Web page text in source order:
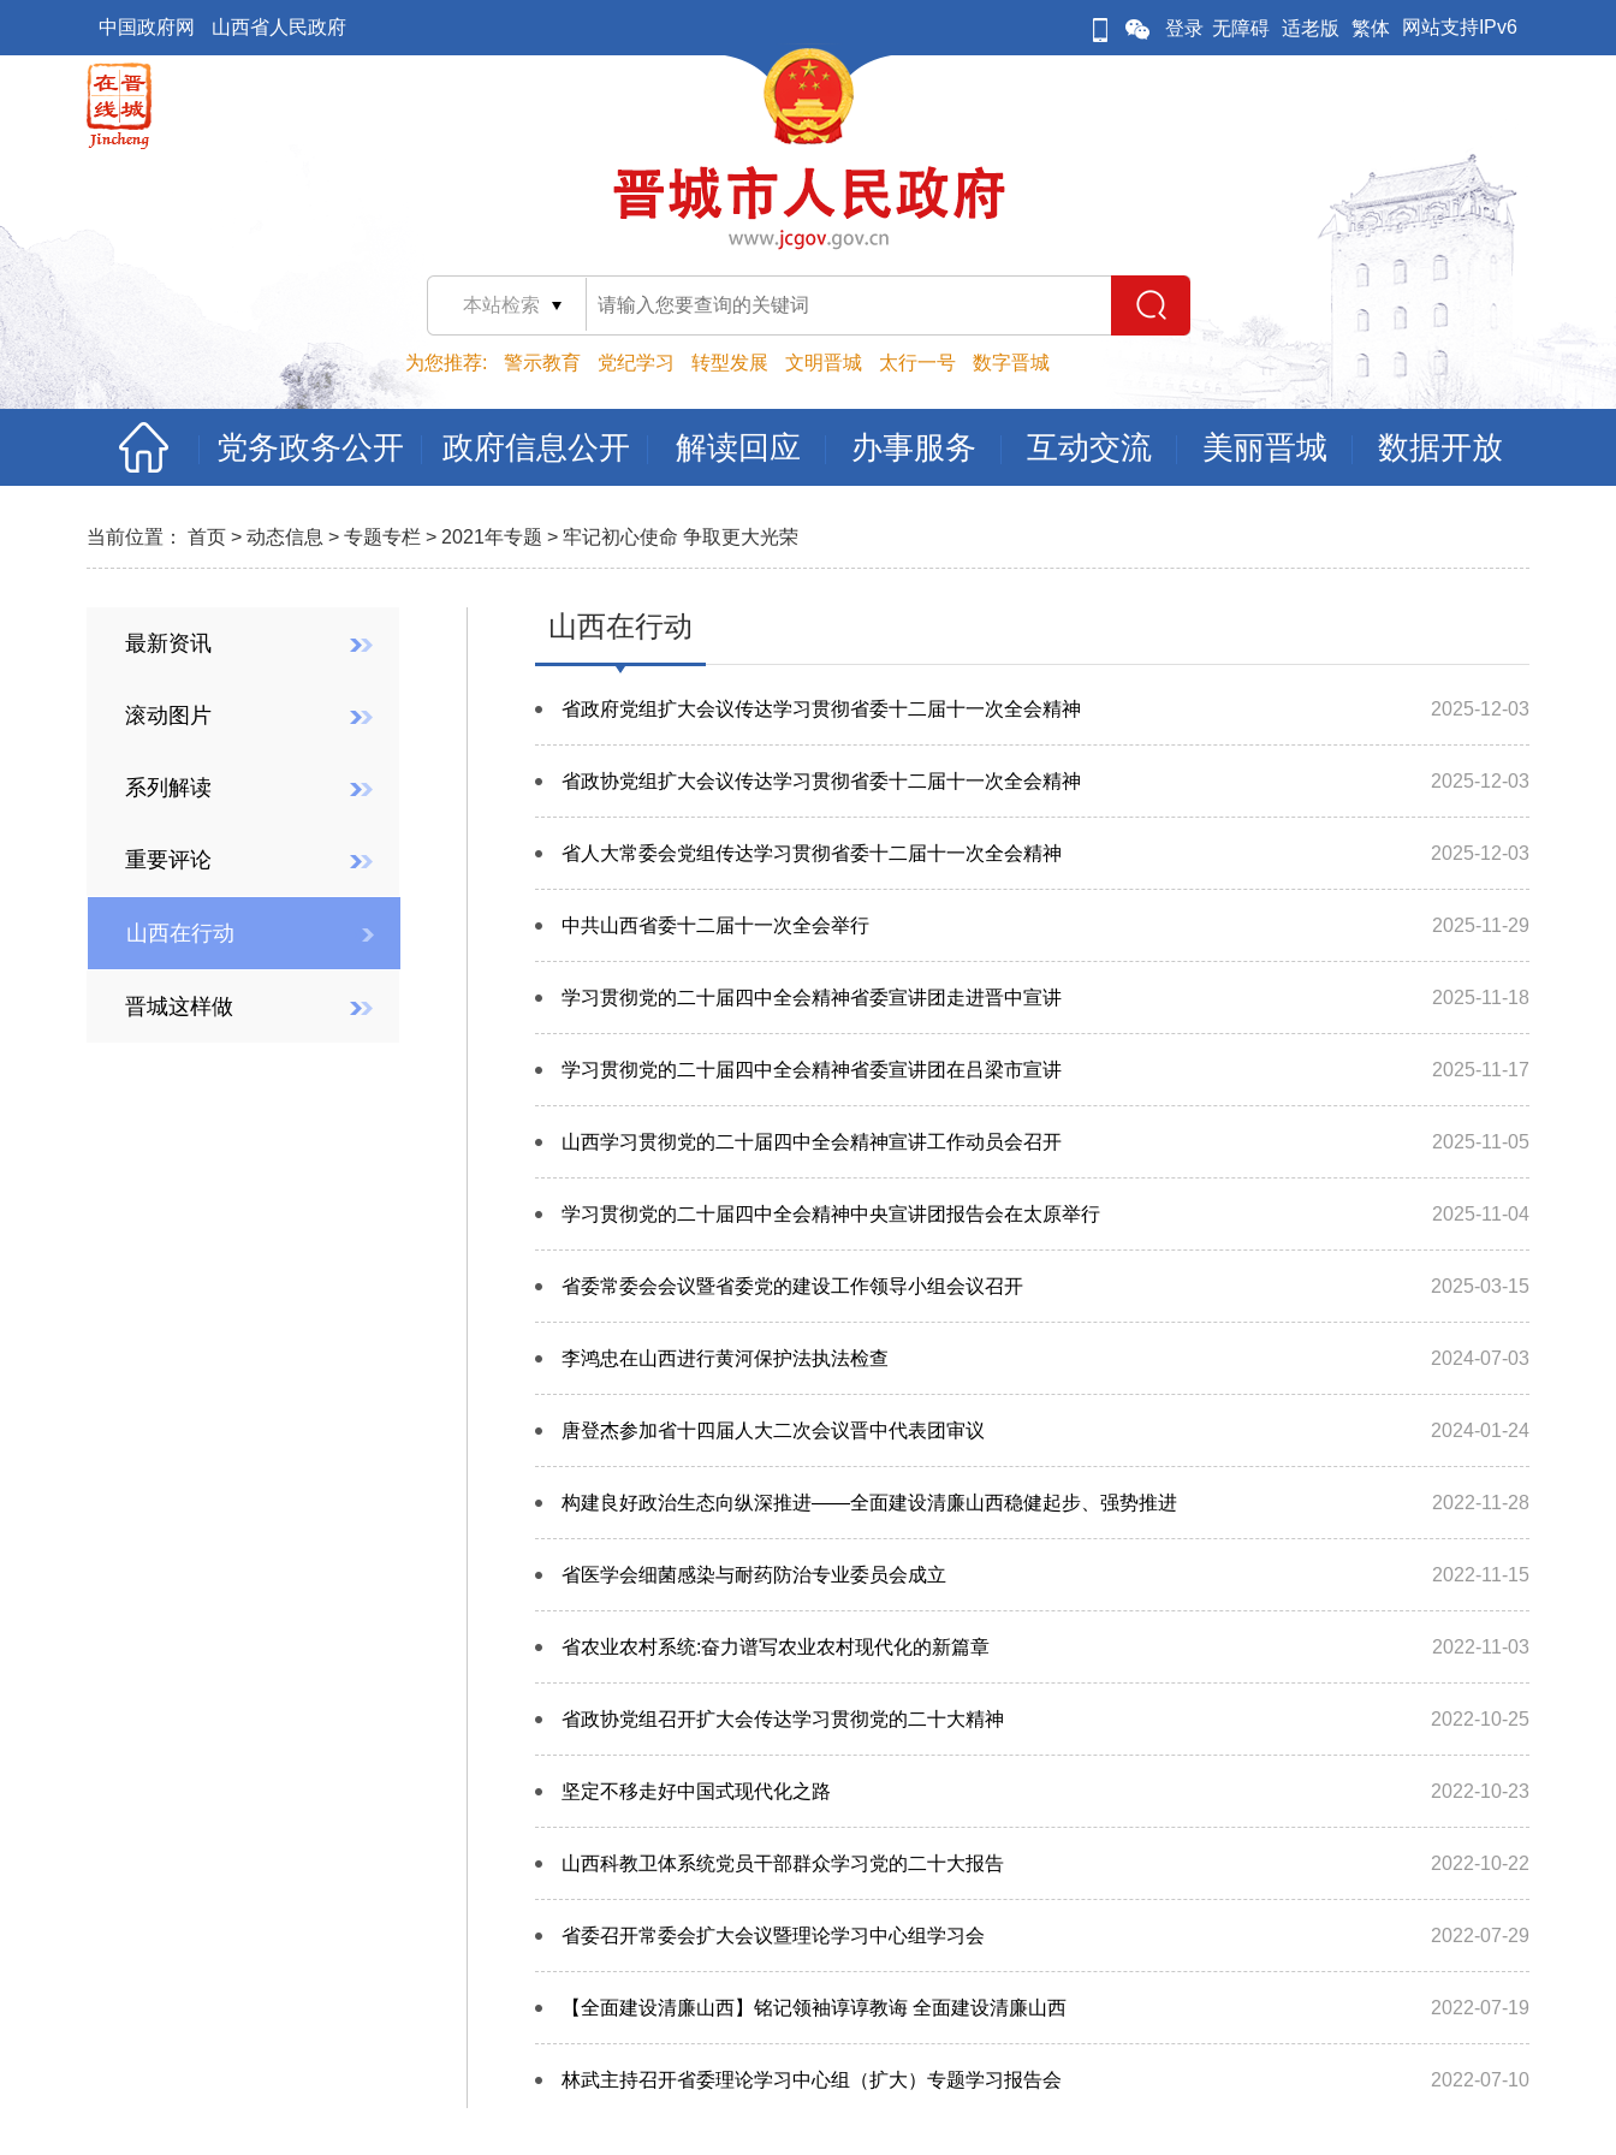
中国政府网 山西省人民政府 登录 无障碍 适老版 繁体 网站支持IPv6
本站检索
为您推荐: 警示教育 党纪学习 转型发展 文明晋城 太行一号 数字晋城
党务政务公开 政府信息公开 解读回应 办事服务 互动交流 美丽晋城 数据开放
当前位置： 首页 > 动态信息 > 专题专栏 > 2021年专题 > 牢记初心使命 争取更大光荣
最新资讯
滚动图片
系列解读
重要评论
山西在行动
晋城这样做
山西在行动
2025-12-03
省政府党组扩大会议传达学习贯彻省委十二届十一次全会精神
2025-12-03
省政协党组扩大会议传达学习贯彻省委十二届十一次全会精神
2025-12-03
省人大常委会党组传达学习贯彻省委十二届十一次全会精神
2025-11-29
中共山西省委十二届十一次全会举行
2025-11-18
学习贯彻党的二十届四中全会精神省委宣讲团走进晋中宣讲
2025-11-17
学习贯彻党的二十届四中全会精神省委宣讲团在吕梁市宣讲
2025-11-05
山西学习贯彻党的二十届四中全会精神宣讲工作动员会召开
2025-11-04
学习贯彻党的二十届四中全会精神中央宣讲团报告会在太原举行
2025-03-15
省委常委会会议暨省委党的建设工作领导小组会议召开
2024-07-03
李鸿忠在山西进行黄河保护法执法检查
2024-01-24
唐登杰参加省十四届人大二次会议晋中代表团审议
2022-11-28
构建良好政治生态向纵深推进——全面建设清廉山西稳健起步、强势推进
2022-11-15
省医学会细菌感染与耐药防治专业委员会成立
2022-11-03
省农业农村系统:奋力谱写农业农村现代化的新篇章
2022-10-25
省政协党组召开扩大会传达学习贯彻党的二十大精神
2022-10-23
坚定不移走好中国式现代化之路
2022-10-22
山西科教卫体系统党员干部群众学习党的二十大报告
2022-07-29
省委召开常委会扩大会议暨理论学习中心组学习会
2022-07-19
【全面建设清廉山西】铭记领袖谆谆教诲 全面建设清廉山西
2022-07-10
林武主持召开省委理论学习中心组（扩大）专题学习报告会